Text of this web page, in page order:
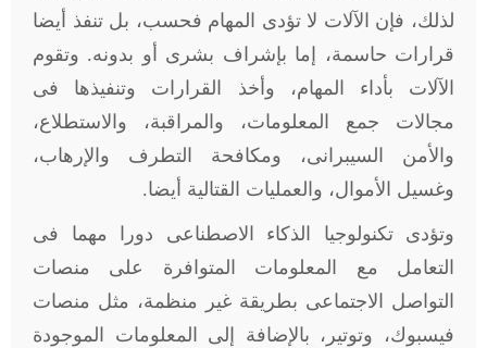
لذلك، فإن الآلات لا تؤدى المهام فحسب، بل تنفذ أيضا
قرارات حاسمة، إما بإشراف بشرى أو بدونه. وتقوم
الآلات بأداء المهام، وأخذ القرارات وتنفيذها فى
مجالات جمع المعلومات، والمراقبة، والاستطلاع،
والأمن السيبرانى، ومكافحة التطرف والإرهاب،
وغسيل الأموال، والعمليات القتالية أيضا.
وتؤدى تكنولوجيا الذكاء الاصطناعى دورا مهما فى
التعامل مع المعلومات المتوافرة على منصات
التواصل الاجتماعى بطريقة غير منظمة، مثل منصات
فيسبوك، وتوتير، بالإضافة إلى المعلومات الموجودة